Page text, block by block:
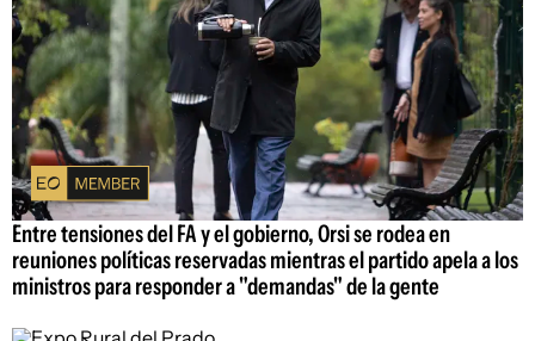
Entre tensiones del FA y el gobierno, Orsi se rodea en
reuniones políticas reservadas mientras el partido apela a los
ministros para responder a "demandas" de la gente